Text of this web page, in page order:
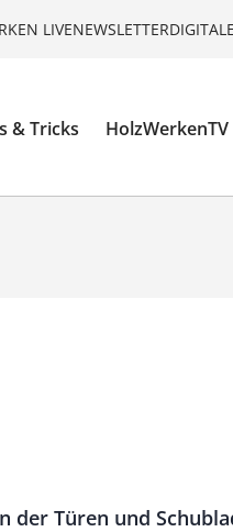
LIVENEWSLETTER
& Tricks HolzWerkenTV
der Türen und